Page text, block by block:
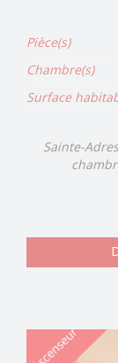
Pièce(s)
Chambre(s)
Surface
Sainte-